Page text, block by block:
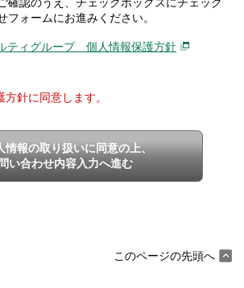
フォームにお進みください。
ティグループ 個人情報保護方針
針に同意します。
情報の取り扱いに同意の上、
い合わせ内容入力へ進む
このページの先頭へ